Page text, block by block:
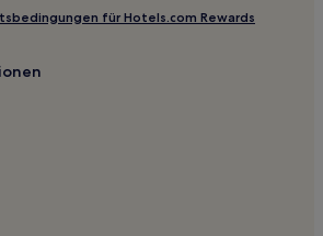
für Hotels.com Rewards